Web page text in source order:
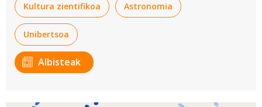
Kultura zientifikoa Astronomia
Unibertsoa
Albisteak